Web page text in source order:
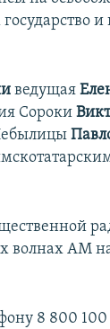
ведущая
Сороки
АМ на
8 800 100